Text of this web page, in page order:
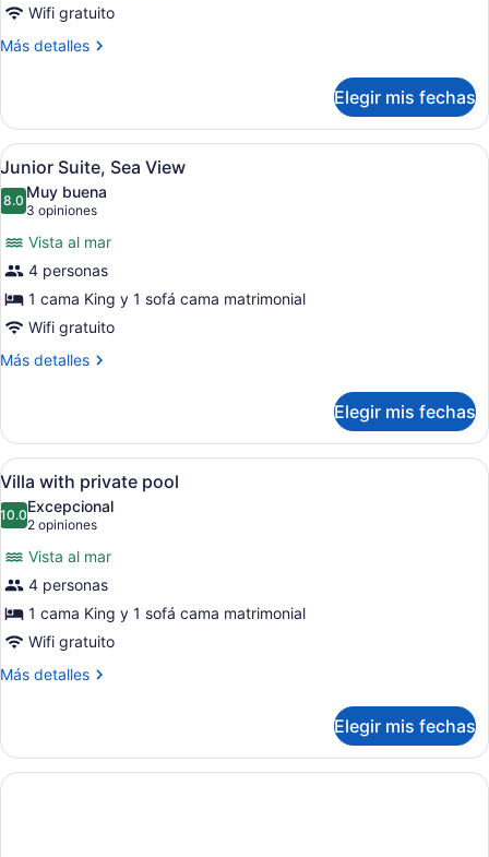
Wifi gratuito
Más detalles
Más
Room
Twin
Elegir mis fechas
Abrir
todas
las
fotos
de
Junior
Suite,
Sea
View
Una habitación de hotel con
6
Junior Suite, Sea View
8.08.0 de 10
Muy buena
3 opiniones
(3
opiniones)
Vista al mar
4 personas
1 cama King y 1 sofá cama matrimonial
Wifi gratuito
Más detalles
Más
Suite,
Sea
View
Elegir mis fechas
Abrir
todas
las
fotos
de
Villa
with
private
pool
Zona de piscina con sillones de
9
Villa with private pool
10.010.0 de 10
Excepcional
2 opiniones
(2
opiniones)
Vista al mar
4 personas
1 cama King y 1 sofá cama matrimonial
Wifi gratuito
Más detalles
Más
with
private
pool
Elegir mis fechas